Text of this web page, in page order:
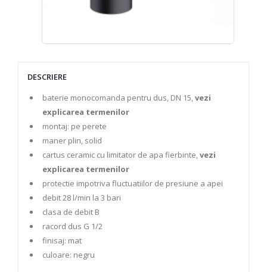
DESCRIERE
baterie monocomanda pentru dus, DN 15,vezi
explicarea termenilor
montaj: pe perete
maner plin, solid
cartus ceramic cu limitator de apa fierbinte,vezi
explicarea termenilor
protectie impotriva fluctuatiilor de presiune a apei
debit 28 l/min la 3 bari
clasa de debit B
racord dus G 1/2
finisaj: mat
culoare: negru